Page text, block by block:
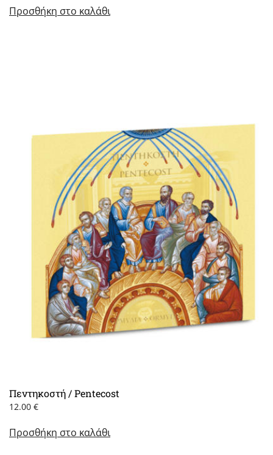
Προσθήκη στο καλάθι
Πεντηκοστή / Pentecost
12.00 €
Προσθήκη στο καλάθι